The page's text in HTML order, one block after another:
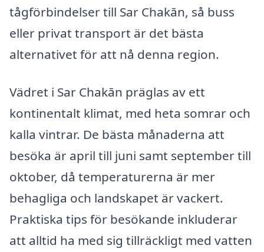
tågförbindelser till Sar Chakān, så buss
eller privat transport är det bästa
alternativet för att nå denna region.
Vädret i Sar Chakān präglas av ett
kontinentalt klimat, med heta somrar och
kalla vintrar. De bästa månaderna att
besöka är april till juni samt september till
oktober, då temperaturerna är mer
behagliga och landskapet är vackert.
Praktiska tips för besökande inkluderar
att alltid ha med sig tillräckligt med vatten